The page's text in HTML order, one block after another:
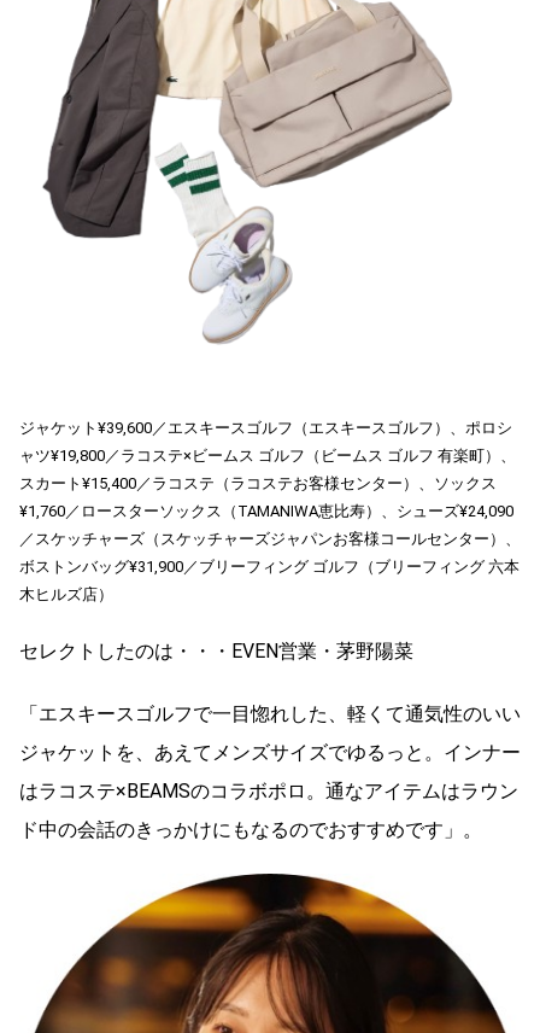
ジャケット¥39,600／エスキースゴルフ（エスキースゴルフ）、ポロシ
ャツ¥19,800／ラコステ×ビームス ゴルフ（ビームス ゴルフ 有楽町）、
スカート¥15,400／ラコステ（ラコステお客様センター）、ソックス
¥1,760／ロースターソックス（TAMANIWA恵比寿）、シューズ¥24,090
／スケッチャーズ（スケッチャーズジャパンお客様コールセンター）、
ボストンバッグ¥31,900／ブリーフィング ゴルフ（ブリーフィング 六本
木ヒルズ店）
セレクトしたのは・・・EVEN営業・茅野陽菜
「エスキースゴルフで一目惚れした、軽くて通気性のいい
ジャケットを、あえてメンズサイズでゆるっと。インナー
はラコステ×BEAMSのコラボポロ。通なアイテムはラウン
ド中の会話のきっかけにもなるのでおすすめです」。